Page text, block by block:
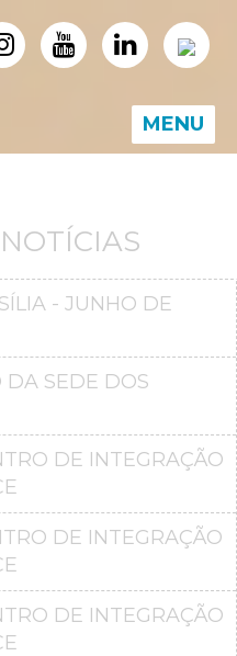
MENU
- JUNHO DE
DA SEDE DOS
DE INTEGRAÇÃO
DE INTEGRAÇÃO
DE INTEGRAÇÃO